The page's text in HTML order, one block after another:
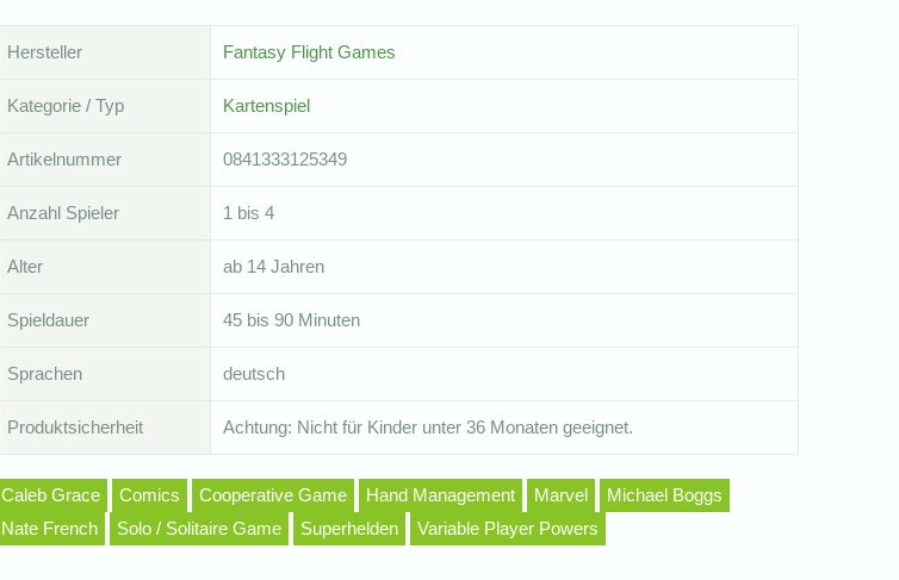
Hersteller Fantasy Flight Games
Kategorie / Typ Kartenspiel
Artikelnummer 0841333125349
Anzahl Spieler 1 bis 4
Alter ab 14 Jahren
Spieldauer 45 bis 90 Minuten
Sprachen deutsch
Produktsicherheit Achtung: Nicht für Kinder unter 36 Monaten geeignet.
Caleb Grace Comics Cooperative Game Hand Management Marvel
Michael Boggs
Nate French
Solo / Solitaire Game Superhelden Variable Player Powers